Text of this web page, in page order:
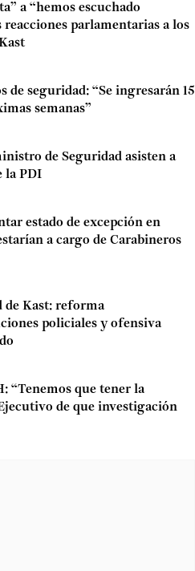
a “hemos escuchado
reacciones parlamentarias a los
seguridad: “Se ingresarán 15
semanas”
de Seguridad asisten a
la PDI
estado de excepción en
a cargo de Carabineros
de Kast: reforma
policiales y ofensiva
“Tenemos que tener la
de que investigación